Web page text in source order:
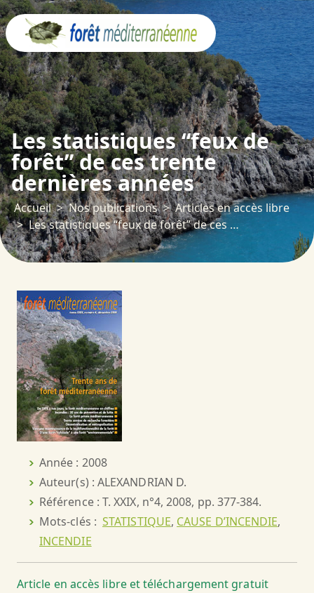
Les statistiques “feux de
forêt” de ces trente
dernières années
Accueil Nos publications
Articles en accès libre
Les statistiques “feux de forêt” de ces trente dernières années
Année : 2008
Auteur(s) : ALEXANDRIAN D.
Référence : T. XXIX, n°4, 2008, pp. 377-384.
Mots-clés :STATISTIQUE, CAUSE D’INCENDIE,
INCENDIE
Article en accès libre et téléchargement gratuit
Panneau de gestion des cookies